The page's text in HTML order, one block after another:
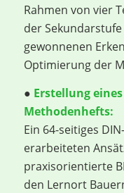
Rahmen von vier
der
gewonnenen
Optimierung der
● Erstellung
Methodenhefts:
Ein 64-seitiges
erarbeiteten
praxisorientierte
den Lernort